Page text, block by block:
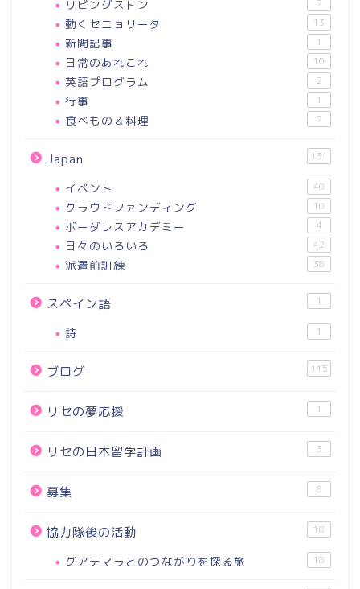
リビングストン 2
動くセニョリータ 13
新聞記事 1
日常のあれこれ 10
英語プログラム 2
行事 1
食べもの＆料理 2
Japan 131
イベント 40
クラウドファンディング 10
ボーダレスアカデミー 4
日々のいろいろ 42
派遣前訓練 38
スペイン語 1
詩 1
ブログ 115
リセの夢応援 1
リセの日本留学計画 3
募集 8
協力隊後の活動 18
グアテマラとのつながりを探る旅 18